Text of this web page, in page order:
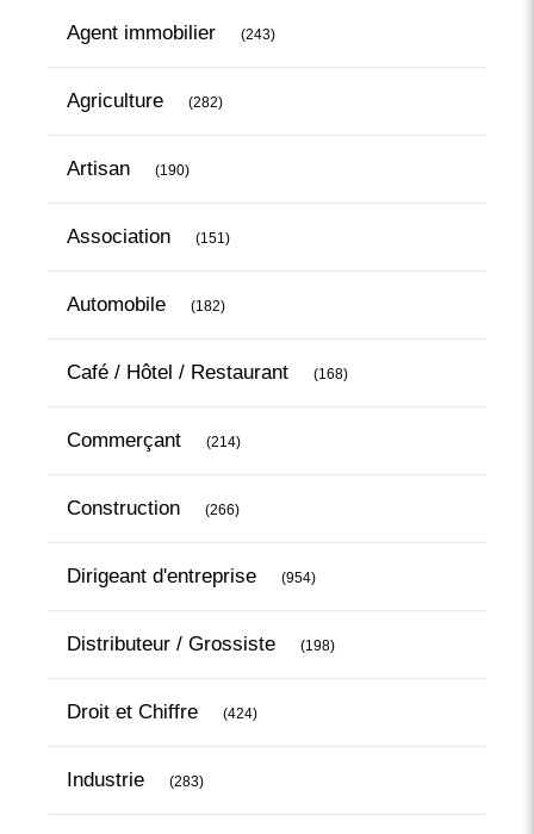
Agent immobilier (243)
Agriculture (282)
Artisan (190)
Association (151)
Automobile (182)
Café / Hôtel / Restaurant (168)
Commerçant (214)
Construction (266)
Dirigeant d'entreprise (954)
Distributeur / Grossiste (198)
Droit et Chiffre (424)
Industrie (283)